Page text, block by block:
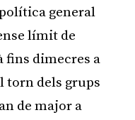
general
límit de
fins dimecres a
torn dels grups
de major a